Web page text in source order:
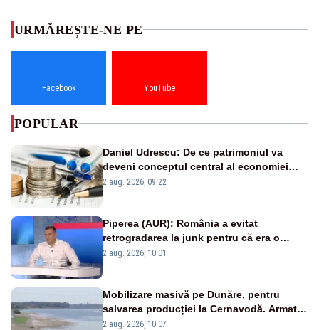
URMĂREȘTE-NE PE
Facebook YouTube
POPULAR
Daniel Udrescu: De ce patrimoniul va
deveni conceptul central al economiei
viitoare?
2 aug. 2026, 09:22
Piperea (AUR): România a evitat
retrogradarea la junk pentru că era o
catastrofă pentru bănci și fondurile de
2 aug. 2026, 10:01
Mobilizare masivă pe Dunăre, pentru
salvarea producției la Cernavodă. Armata
va detona o stâncă și va devia apa
2 aug. 2026, 10:07